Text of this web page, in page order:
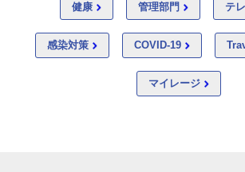
健康 管理部門 テ
感染対策 COVID-19
マイレージ